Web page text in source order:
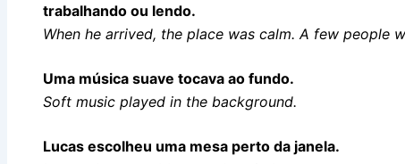
trabalhando ou lendo.
When he arrived, the place was calm. A few people
Uma música suave tocava ao fundo.
Soft music played in the background.
Lucas escolheu uma mesa perto da janela.